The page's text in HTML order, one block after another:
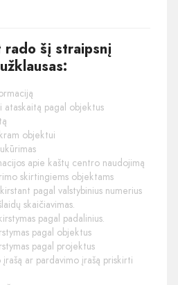
rado šį straipsnį
pagal objektus
objektui
apie kaštų centro naudojimą
skirtingiems objektams
pagal valstybinius numerius
skaičiavimas.
pagal padalinius.
pagal objektus
pagal projektus
ar pardavimo įrašą priskirti